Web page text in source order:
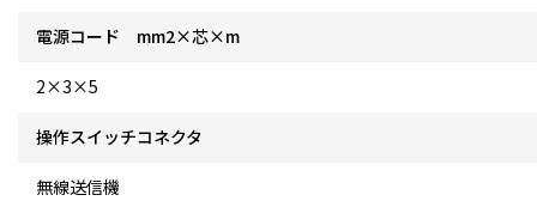
電源コード mm2×芯×m
2×3×5
操作スイッチコネクタ
無線送信機